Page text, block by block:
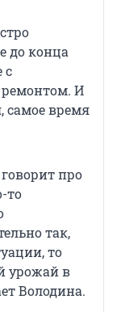
до конца
с
ремонтом. И
самое время
про
то
так,
то
урожай в
Володина.